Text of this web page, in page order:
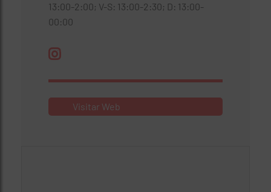
13:00-2:00; V-S: 13:00-2:30; D: 13:00-
00:00
Visitar Web